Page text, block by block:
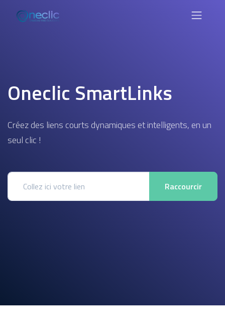
Oneclic SmartLinks
Créez des liens courts dynamiques et intelligents, en un
seul clic !
Raccourcir